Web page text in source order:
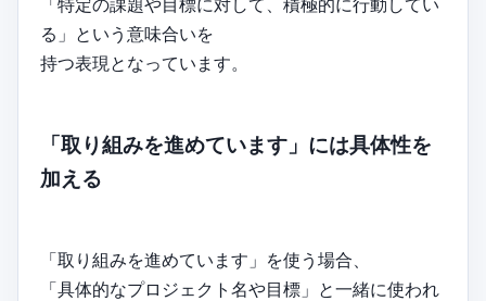
「特定の課題や目標に対して、積極的に行動してい
る」という意味合いを
持つ表現となっています。
「取り組みを進めています」には具体性を
加える
「取り組みを進めています」を使う場合、
「具体的なプロジェクト名や目標」と一緒に使われ